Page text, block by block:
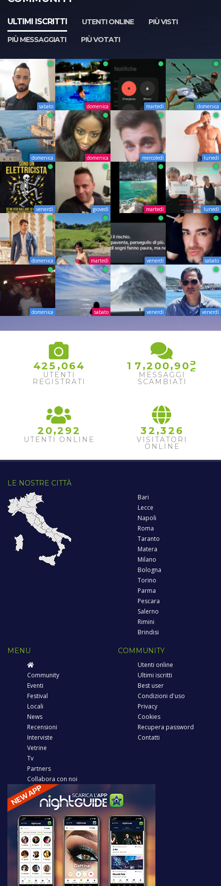
ULTIMI ISCRITTI UTENTI ONLINE
PIÙ VISTI
PIÙ MESSAGGIATI
PIÙ VOTATI
sabato domenica martedì domenica
domenica domenica mercoledì lunedì
venerdì giovedì martedì lunedì
domenica martedì venerdì sabato
domenica sabato venerdì venerdì
425 ,064
UTENTI
REGISTRATI
1 7 ,2 00,906
MESSAGGI
SCAMBIATI
2 0,2 92
UTENTI ONLINE
32 ,32 6
VISITATORI
ONLINE
LE NOSTRE CITTÀ
Bari
Lecce
Napoli
Roma
Taranto
Matera
Milano
Bologna
Torino
Parma
Pescara
Salerno
Rimini
Brindisi
MENU
Community
Eventi
Festival
Locali
News
Recensioni
Interviste
Vetrine
Tv
Partners
Collabora con noi
COMMUNITY
Utenti online
Ultimi iscritti
Best user
Condizioni d'uso
Privacy
Cookies
Recupera password
Contatti